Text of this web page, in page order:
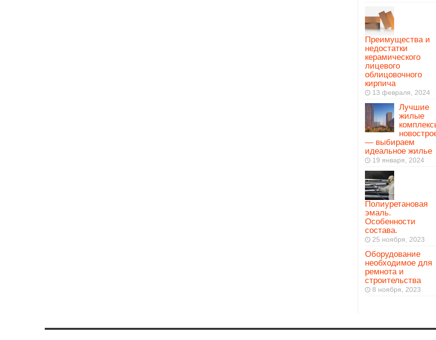
Преимущества и
недостатки
керамического
лицевого
облицовочного
кирпича
13 февраля, 2024
Лучшие
жилые
— выбираем
идеальное жилье
19 января, 2024
Полиуретановая
эмаль.
Особенности
состава.
25 ноября, 2023
Оборудование
необходимое для
ремнота и
строительства
8 ноября, 2023